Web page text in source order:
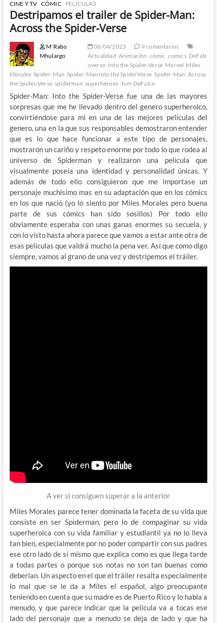
CINE Y TV CÓMIC PELÍCULAS
Destripamos el trailer de Spider-Man:
Across the Spider-Verse
M'Rabo
Mhulargo
06/04/2023
9 comentarios
Actualidad Animación cómic comics DeFalc
overso Into the Spider-Verse Marvel Miles
Morales Spider-Man Spider-Man into the SpiderVerse Spider-Man: Across
the Spider-Verse spiderman superhéroes Tom DeFalco
Spider-Man: Into the Spider-Verse fue una de las mayores
sorpresas que me he llevado dentro del genero superheroico,
convirtiéndose para mi en una de las mejores películas del
genero, una en la que sus responsables demostraron entender
que es lo que hace funcionar a este tipo de personajes,
mostraron un cariño y respeto enorme por todo lo que rodea al
universo de Spiderman y realizaron una película que
visualmente poseía una identidad y personalidad únicas. Y
además de todo ello consiguieron que me importase un
personaje muchísimo mas en su adaptación que en los cómics
en los que nació (yo lo siento por Miles Morales pero buena
parte de sus cómics han sido sosillos) Por todo ello
obviamente esperaba con unas ganas enormes su secuela, y
con lo visto hasta ahora parece que vamos a estar ante otra de
esas películas que valdrá mucho la pena ver. Así que como digo
siempre, vamos al grano de una vez y destripemos el tráiler.
A ver si consiguen superar a la anterior
Miles Morales parece tener dominada la faceta de su vida que
consiste en ser Spiderman, pero lo de compaginar su vida
superheroica con su vida familiar y estudiantil ya no lo lleva
tan bien, especialmente por no poder compartir con sus padres
ese otro lado de si mismo que explica como es que llega tarde
a todas partes o porque sus notas no son tan buenas como
deberían. Un aspecto en el que el tráiler resalta especialmente
lo mal que se le da a Miles el español, algo preocupante
teniendo en cuenta que su madre es de Puerto Rico y lo habla a
menudo, y que parece indicar que la película va a tocas ese
lado del personaje que a menudo se deja de lado y que ha